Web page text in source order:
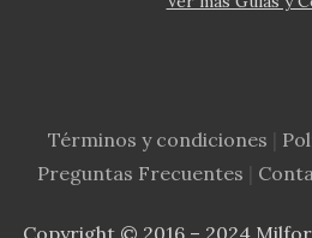
Términos y condiciones
Preguntas Frecuentes